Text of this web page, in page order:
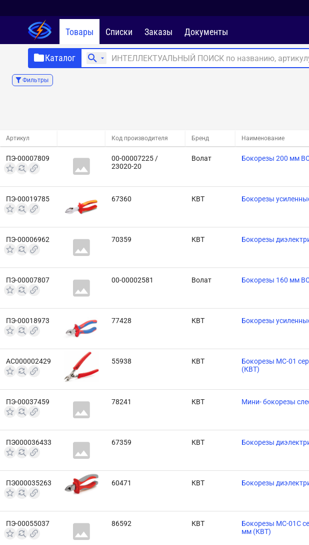
Товары Списки Заказы Документы
Каталог
Фильтры
Артикул Код производителя Бренд Наименование
ПЭ-00007809
00-00007225 /
23020-20
Волат Бокорезы 200 мм
ПЭ-00019785 67360 КВТ Бокорезы
ПЭ-00006962 70359 КВТ Бокорезы
ПЭ-00007807 00-00002581 Волат Бокорезы 160 мм
ПЭ-00018973 77428 КВТ Бокорезы
АС000002429 55938 КВТ
Бокорезы MC-01
(КВТ)
ПЭ-00037459 78241 КВТ Мини- бокорезы
ПЭ000036433 67359 КВТ Бокорезы
ПЭ000035263 60471 КВТ Бокорезы
ПЭ-00055037 86592 КВТ
Бокорезы МС-01С
мм (КВТ)